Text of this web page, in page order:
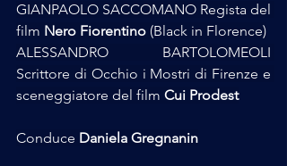
GIANPAOLO SACCOMANO Regista del
film Nero Fiorentino (Black in Florence)
ALESSANDRO BARTOLOMEOLI
Scrittore di Occhio i Mostri di Firenze e
sceneggiatore del film Cui Prodest
Conduce Daniela Gregnanin